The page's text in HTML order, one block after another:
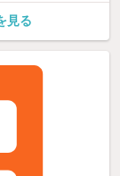
見る